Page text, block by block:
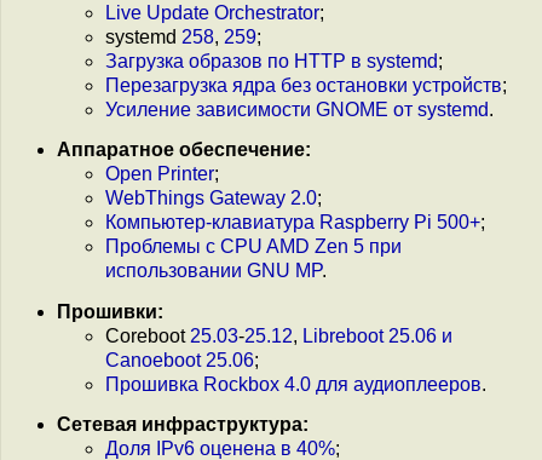
Live Update Orchestrator;
systemd 258, 259;
Загрузка образов по HTTP в systemd;
Перезагрузка ядра без остановки устройств;
Усиление зависимости GNOME от systemd.
Аппаратное обеспечение:
Open Printer;
WebThings Gateway 2.0;
Компьютер-клавиатура Raspberry Pi 500+;
Проблемы с CPU AMD Zen 5 при
использовании GNU MP.
Прошивки:
Coreboot 25.03-25.12, Libreboot 25.06 и
Canoeboot 25.06;
Прошивка Rockbox 4.0 для аудиоплееров.
Сетевая инфраструктура:
Доля IPv6 оценена в 40%;